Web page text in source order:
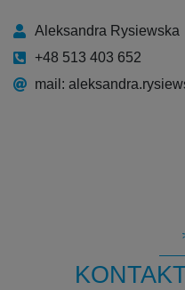
Aleksandra Rysiewska
+48 513 403 652
mail: